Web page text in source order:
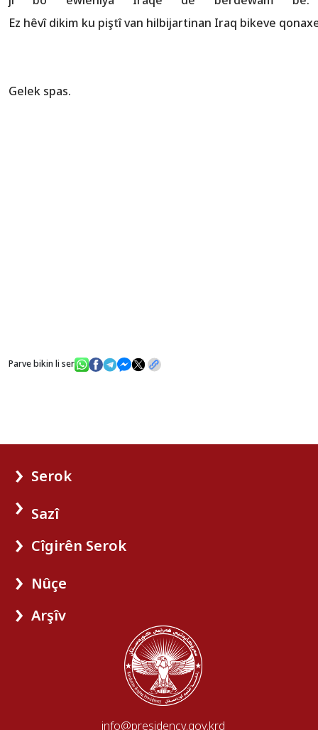
Ez hêvî dikim ku piştî van hilbijartinan Iraq bikeve
Gelek spas.
Parve bikin li ser
Serok
Sazî
Cîgirên Serok
Nûçe
Arşîv
info@presidency.gov.krd